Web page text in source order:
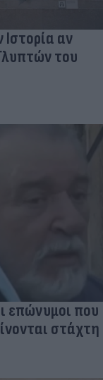
αν
του
επώνυμοι που
στάχτη